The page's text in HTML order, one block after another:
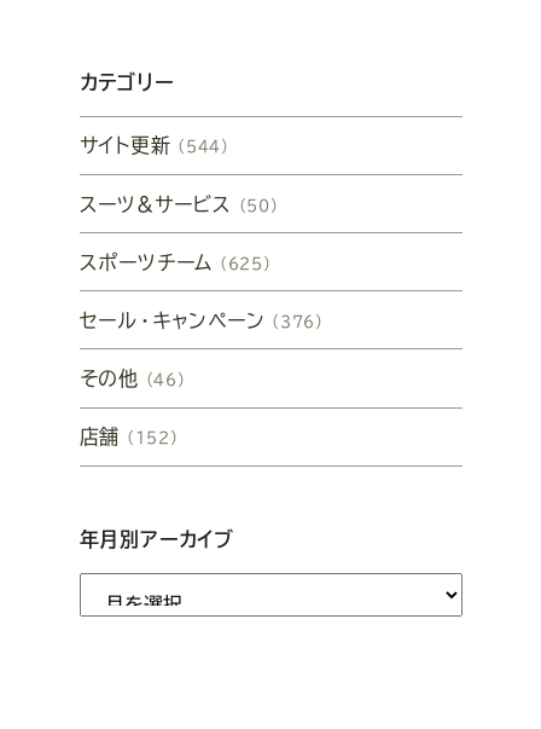
カテゴリー
サイト更新 （544）
スーツ&サービス （50）
スポーツチーム （625）
セール・キャンペーン （376）
その他 （46）
店舗 （152）
年月別アーカイブ